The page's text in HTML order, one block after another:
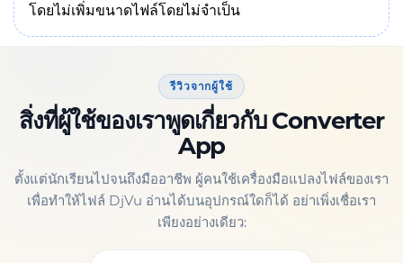
โดยไม่เพิ่มขนาดไฟล์โดยไม่จำเป็น
รีวิวจากผู้ใช้
สิ่งที่ผู้ใช้ของเราพูดเกี่ยวกับ Converter
App
ตั้งแต่นักเรียนไปจนถึงมืออาชีพ ผู้คนใช้เครื่องมือแปลงไฟล์ของเรา
เพื่อทำให้ไฟล์ DjVu อ่านได้บนอุปกรณ์ใดก็ได้ อย่าเพิ่งเชื่อเรา
เพียงอย่างเดียว: